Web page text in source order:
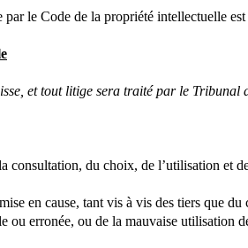
le Code de la propriété intellectuelle
et tout litige sera traité par le Tribunal
consultation, du choix, de l’utilisation et
en cause, tant vis à vis des tiers que
ou erronée, ou de la mauvaise utilisation